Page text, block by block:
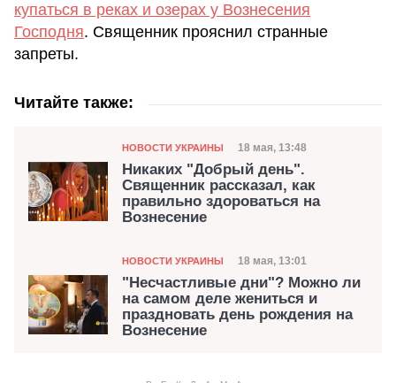
купаться в реках и озерах у Вознесения
Господня. Священник прояснил странные
запреты.
Читайте также:
Категория
НОВОСТИ УКРАИНЫ Дата публикации
18 мая, 13:48
Никаких "Добрый день".
Священник рассказал, как
правильно здороваться на
Вознесение
Категория
НОВОСТИ УКРАИНЫ Дата публикации
18 мая, 13:01
"Несчастливые дни"? Можно ли
на самом деле жениться и
праздновать день рождения на
Вознесение